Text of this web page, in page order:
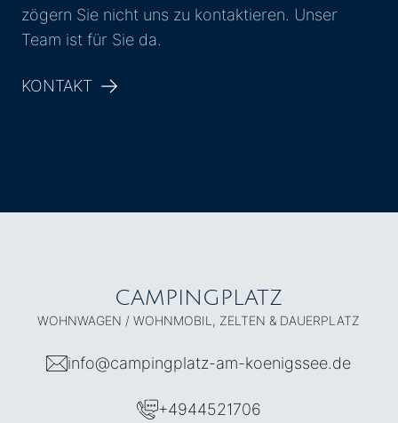
zögern Sie nicht uns zu kontaktieren. Unser
Team ist für Sie da.
KONTAKT
CAMPINGPLATZ
WOHNWAGEN / WOHNMOBIL, ZELTEN & DAUERPLATZ
info@campingplatz-am-koenigssee.de
+4944521706